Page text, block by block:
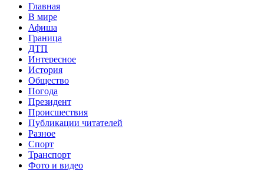
Главная
В мире
Афиша
Граница
ДТП
Интересное
История
Общество
Погода
Президент
Происшествия
Публикации читателей
Разное
Спорт
Транспорт
Фото и видео